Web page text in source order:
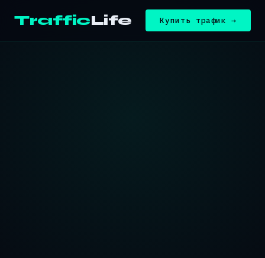
TrafficLife Купить трафик →